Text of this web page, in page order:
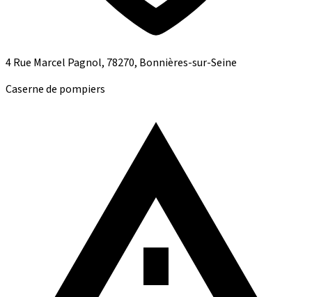
4 Rue Marcel Pagnol, 78270, Bonnières-sur-Seine
Caserne de pompiers